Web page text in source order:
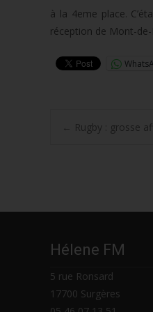
à la 4eme place.
réception de Mont-
Post
← Rugby : grosse
Hélene FM
5 rue Ronsard
17700 Surgères